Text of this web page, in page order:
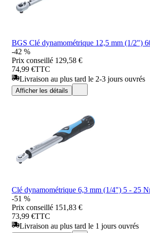
BGS Clé dynamométrique 12,5 mm (1/2")
-42 %
Prix conseillé 129,58 €
74,99 €TTC
Livraison au plus tard le 2-3 jours ouvrés
Afficher les détails
Clé dynamométrique 6,3 mm (1/4") 5 - 25
-51 %
Prix conseillé 151,83 €
73,99 €TTC
Livraison au plus tard le 1 jours ouvrés